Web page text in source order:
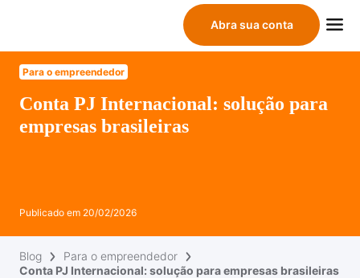
Abra sua conta
Para o empreendedor
Conta PJ Internacional: solução para
empresas brasileiras
Publicado em 20/02/2026
Blog
Para o empreendedor
Conta PJ Internacional: solução para empresas brasileiras